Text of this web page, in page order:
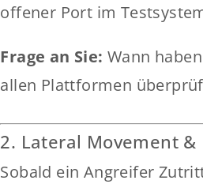
offener Port im
Frage an Sie: Wann
allen Plattformen
2. Lateral Movement
Sobald ein Angreifer